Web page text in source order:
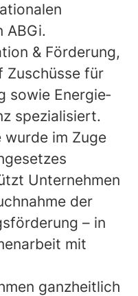
ABGi.
& Förderung,
Zuschüsse für
sowie Energie‑
spezialisiert.
wurde im Zuge
Unternehmen
der
– in
mit
ganzheitlich